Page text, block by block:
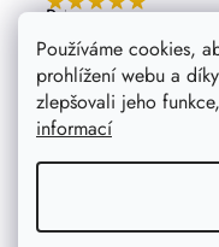
Používáme cookies,
prohlížení webu a
zlepšovali jeho
informací
Průměrné
produktu
je
5,0
z
5
hvězdiček.
Hledáte elegantní
bambusová sada